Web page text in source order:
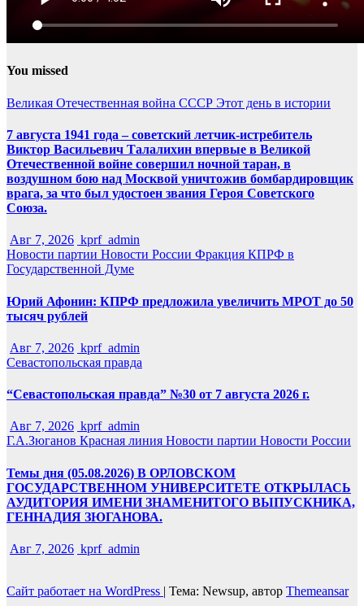
You missed
Великая Отечественная война СССР Этот день в истории
7 августа 1941 года – советский летчик-истребитель
Виктор Васильевич Талалихин впервые в Великой
Отечественной войне совершил ночной таран, в
воздушном бою над Москвой уничтожив бомбардировщик
врага, за что был удостоен звания Героя Советского
Союза.
Авг 7, 2026 kprf_admin
Новости партии Новости России Фракция КПРФ в
Государственной Думе
Юрий Афонин: КПРФ предложила увеличить МРОТ до 50
тысяч рублей
Авг 7, 2026 kprf_admin
Севастопольская правда
“Севастопольская правда” №30 от 7 августа 2026 г.
Авг 7, 2026 kprf_admin
Г.А.Зюганов Красная линия Новости партии Новости России
Темы дня (05.08.2026) В ОРЛОВСКОМ
ГОСУДАРСТВЕННОМ УНИВЕРСИТЕТЕ ОТКРЫЛАСЬ
АУДИТОРИЯ ИМЕНИ ЗНАМЕНИТОГО ВЫПУСКНИКА,
ГЕННАДИЯ ЗЮГАНОВА.
Авг 7, 2026 kprf_admin
Сайт работает на WordPress | Тема: Newsup, автор Themeansar